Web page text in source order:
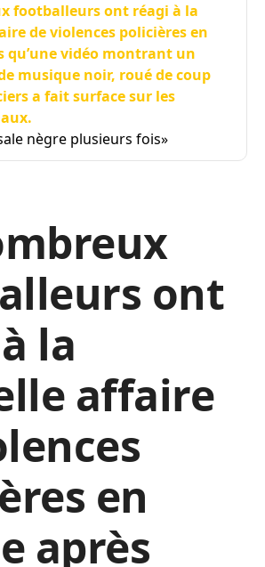
footballeurs ont réagi à la
de violences policières en
qu’une vidéo montrant un
musique noir, roué de coup
a fait surface sur les
nègre plusieurs fois»
ont
la
affaire
en
après